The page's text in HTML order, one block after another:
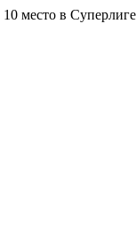
в Суперлиге.БК